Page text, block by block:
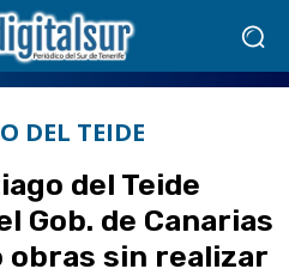
DEL TEIDE
del Teide
Gob. de Canarias
obras sin realizar